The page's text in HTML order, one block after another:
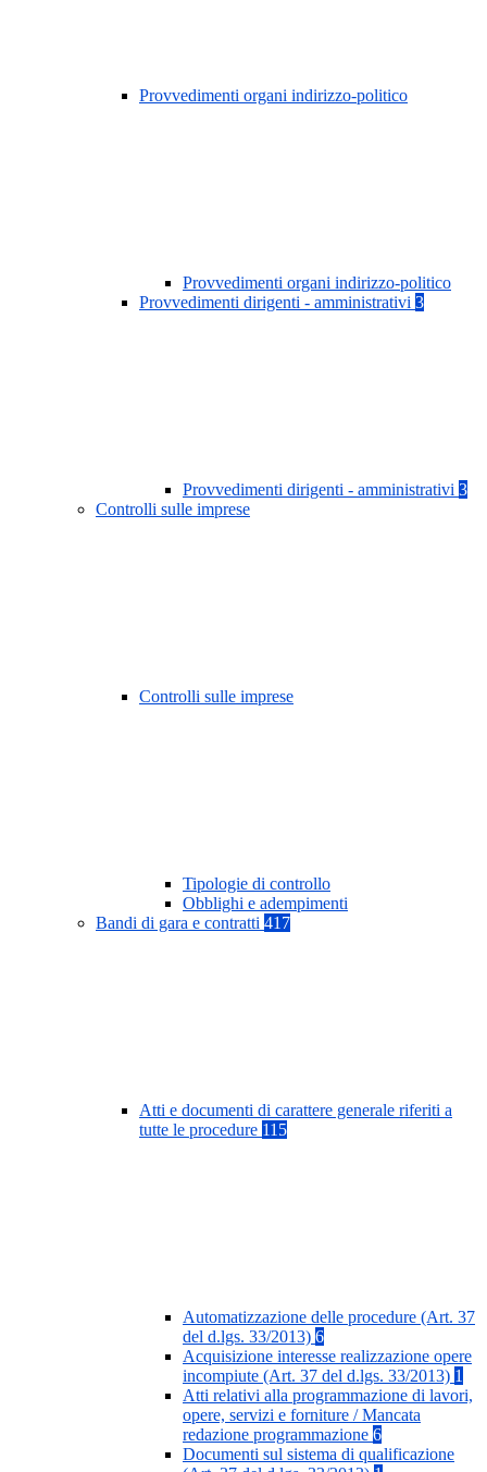
Provvedimenti organi indirizzo-politico
Provvedimenti organi indirizzo-politico
Provvedimenti dirigenti - amministrativi 3
Provvedimenti dirigenti - amministrativi 3
Controlli sulle imprese
Controlli sulle imprese
Tipologie di controllo
Obblighi e adempimenti
Bandi di gara e contratti 417
Atti e documenti di carattere generale riferiti a
tutte le procedure 115
Automatizzazione delle procedure (Art. 37
del d.lgs. 33/2013) 6
Acquisizione interesse realizzazione opere
incompiute (Art. 37 del d.lgs. 33/2013) 1
Atti relativi alla programmazione di lavori,
opere, servizi e forniture / Mancata
redazione programmazione 6
Documenti sul sistema di qualificazione